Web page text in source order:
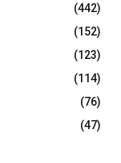
(442)
(152)
(123)
(114)
(76)
(47)